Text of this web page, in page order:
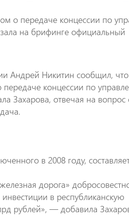
о передаче концессии по
на брифинге официальный
Андрей Никитин сообщил,
передаче концессии по
Захарова, отвечая на вопрос
в 2008 году,
дорога»
в республиканскую
рублей», — добавила